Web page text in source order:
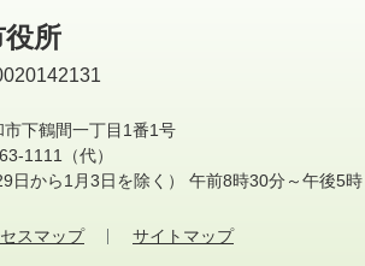
所
下鶴間一丁目1番1号
1111（代）
日から1月3日を除く） 午前8時30分～午後5時
スマップ サイトマップ